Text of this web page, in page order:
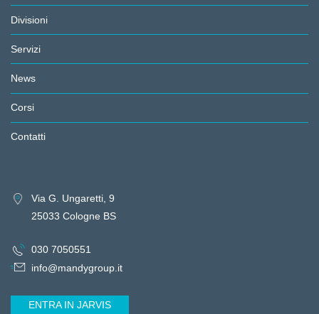
Divisioni
Servizi
News
Corsi
Contatti
Via G. Ungaretti, 9
25033 Cologne BS
030 7050551
info@mandygroup.it
ENTRA IN JARVIS